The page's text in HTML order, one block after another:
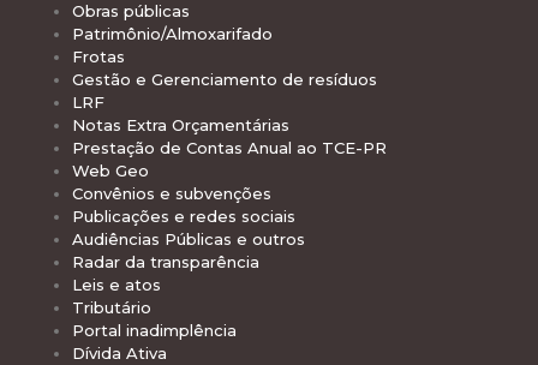
Obras públicas
Patrimônio/Almoxarifado
Frotas
Gestão e Gerenciamento de resíduos
LRF
Notas Extra Orçamentárias
Prestação de Contas Anual ao TCE-PR
Web Geo
Convênios e subvenções
Publicações e redes sociais
Audiências Públicas e outros
Radar da transparência
Leis e atos
Tributário
Portal inadimplência
Dívida Ativa